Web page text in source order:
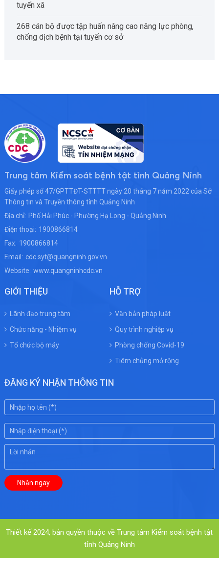
tuyến xã
268 cán bộ được tập huấn nâng cao năng lực phòng,
chống dịch bệnh tại tuyến cơ sở
Trung tâm Kiểm soát bệnh tật tỉnh Quảng Ninh
Giấy phép số 47/GPTTĐT-STTTT ngày 20 tháng 7 năm 2022 của Sở
Thông tin và Truyền thông tỉnh Quảng Ninh
Địa chỉ: Phố Hải Phúc - Phường Hạ Long - Quảng Ninh
Điện thoại: 1900866814
Fax: 1900866814
Email: cdc.syt@quangninh.gov.vn
Website: www.quangninhcdc.vn
GIỚI THIỆU
Lãnh đạo trung tâm
Chức năng - Nhiệm vụ
Tổ chức bộ máy
HỖ TRỢ
Văn bản pháp luật
Quy trình nghiệp vụ
Phòng chống Covid-19
Tiêm chủng mở rộng
ĐĂNG KÝ NHẬN THÔNG TIN
Thiết kế 2024, bản quyền thuộc về Trung tâm Kiểm soát bệnh tật
tỉnh Quảng Ninh